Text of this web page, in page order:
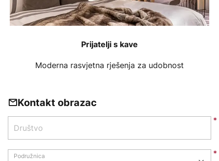
Prijatelji s kave
Moderna rasvjetna rješenja za udobnost
Kontakt obrazac
Društvo
Podružnica